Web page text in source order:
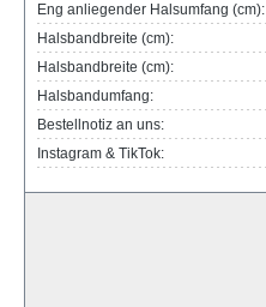
Eng anliegender Halsumfang (cm):
Halsbandbreite (cm):
Halsbandbreite (cm):
Halsbandumfang:
Bestellnotiz an uns:
Instagram & TikTok: